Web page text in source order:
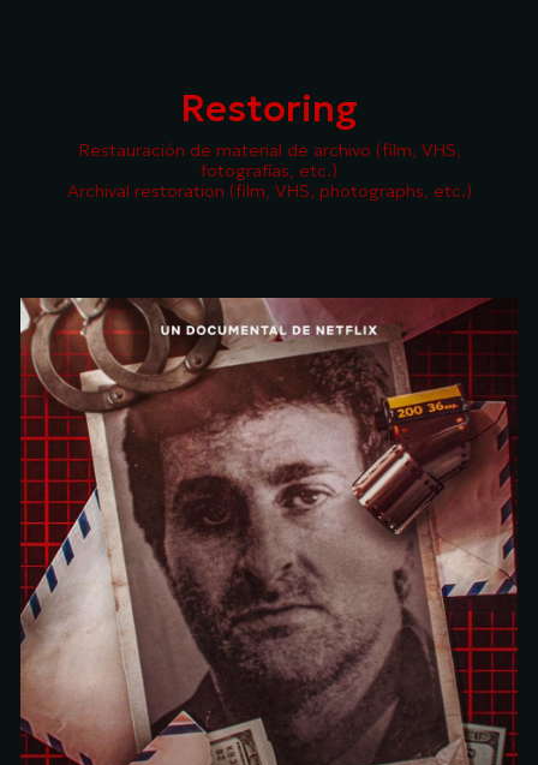
Restoring
Restauración de material de archivo (film, VHS,
fotografías, etc.)
Archival restoration (film, VHS, photographs, etc.)